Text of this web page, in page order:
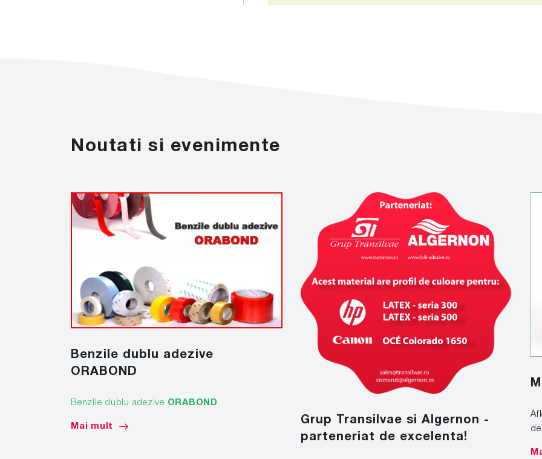
Noutati si evenimente
Benzile dublu adezive
ORABOND
Benzile dublu adezive ORABOND
Mai mult
Grup Transilvae si Algernon -
parteneriat de excelenta!